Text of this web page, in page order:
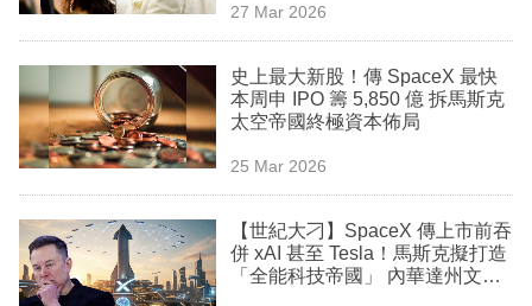
資
樓
市
理
商
業
27 Mar 2026
史上最大新股！傳 SpaceX 最快
本周申 IPO 籌 5,850 億 拆馬斯克
太空帝國終極資本佈局
25 Mar 2026
【世紀大刁】SpaceX 傳上市前吞
併 xAI 甚至 Tesla！馬斯克擬打造
「全能科技帝國」 內華達州文件